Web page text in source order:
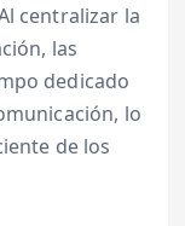
centralizar la
las
dedicado
lo
de los